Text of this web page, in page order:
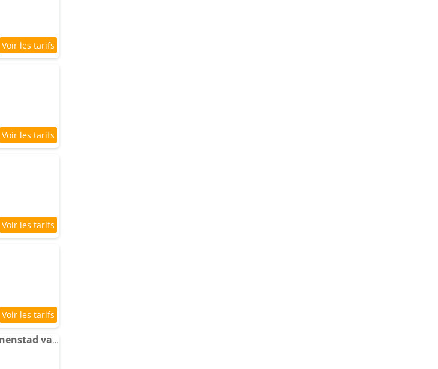
Gezellig Appartement in de mooie oude binnenstad van Alkmaar